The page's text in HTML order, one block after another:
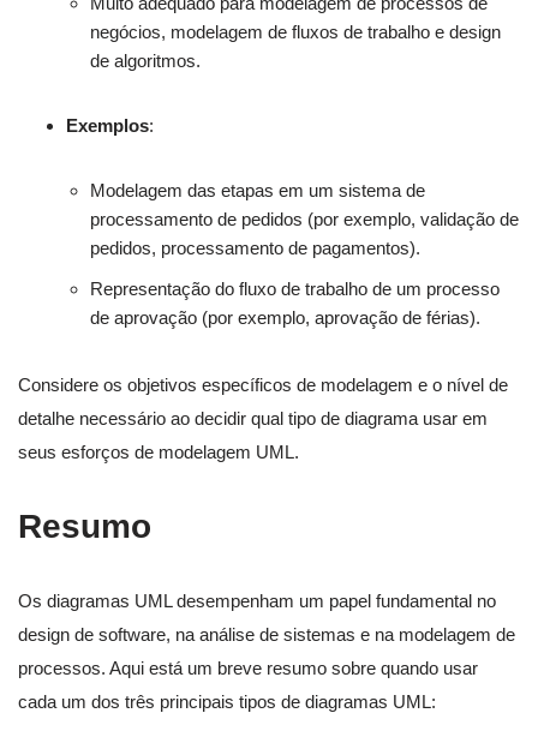
negócios, modelagem de fluxos de trabalho e design
de algoritmos.
Exemplos:
Modelagem das etapas em um sistema de
processamento de pedidos (por exemplo, validação de
pedidos, processamento de pagamentos).
Representação do fluxo de trabalho de um processo
de aprovação (por exemplo, aprovação de férias).
Considere os objetivos específicos de modelagem e o nível de
detalhe necessário ao decidir qual tipo de diagrama usar em
seus esforços de modelagem UML.
Resumo
Os diagramas UML desempenham um papel fundamental no
design de software, na análise de sistemas e na modelagem de
processos. Aqui está um breve resumo sobre quando usar
cada um dos três principais tipos de diagramas UML: